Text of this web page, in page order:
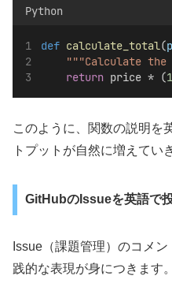
Python
def calculate_total(
"""Calculate
return price * (1
このように、関数の説明を
トプットが自然に増えてい
GitHubのIssueを英語で
Issue（課題管理）のコメ
践的な表現が身につきます。